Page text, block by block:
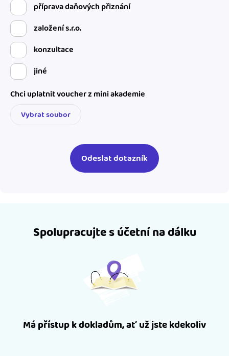
příprava daňových přiznání
založení s.r.o.
konzultace
jiné
Chci uplatnit voucher z mini akademie
Vybrat soubor
Spolupracujte s účetní na dálku
Má přístup k dokladům, ať už jste kdekoliv